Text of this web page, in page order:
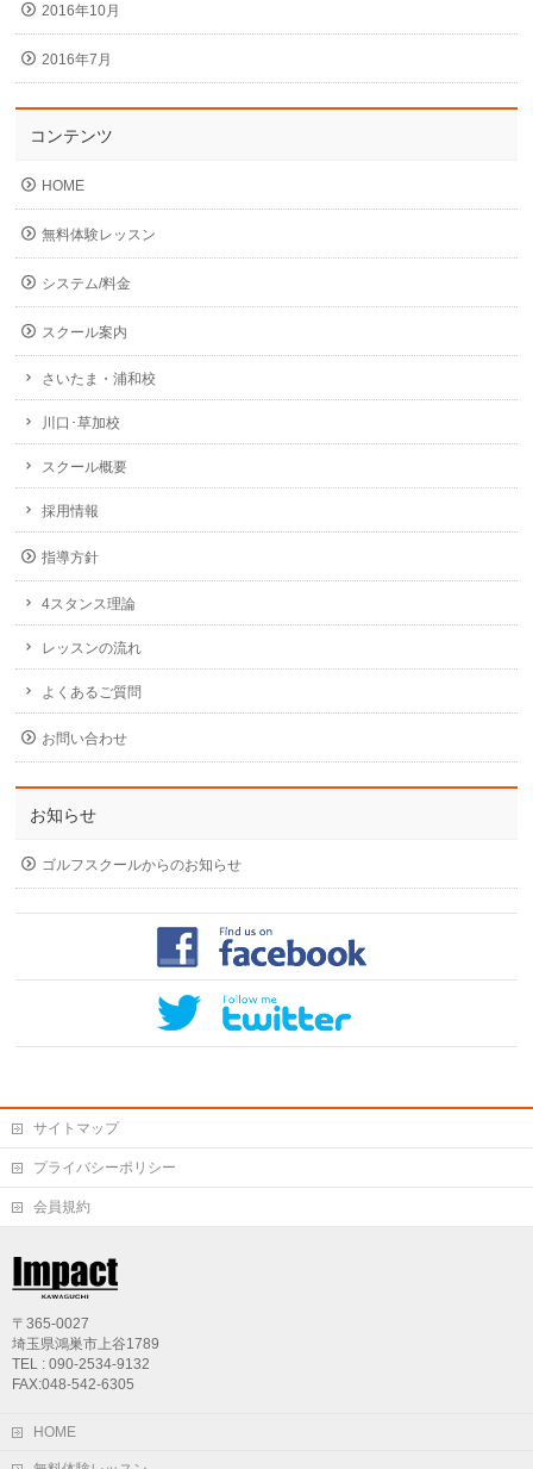
2016年10月
2016年7月
コンテンツ
HOME
無料体験レッスン
システム/料金
スクール案内
さいたま・浦和校
川口･草加校
スクール概要
採用情報
指導方針
4スタンス理論
レッスンの流れ
よくあるご質問
お問い合わせ
お知らせ
ゴルフスクールからのお知らせ
サイトマップ
プライバシーポリシー
会員規約
〒365-0027
埼玉県鴻巣市上谷1789
TEL : 090-2534-9132
FAX:048-542-6305
HOME